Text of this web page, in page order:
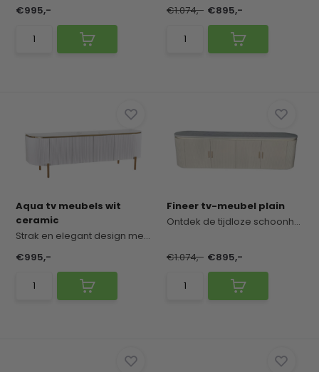
€995,- €1.074,- €895,-
Aqua tv meubels wit
ceramic
Strak en elegant design met een verfijnde uitstr...
€995,-
Fineer tv-meubel plain
Ontdek de tijdloze schoonheid van ons fineer tv-...
€1.074,- €895,-